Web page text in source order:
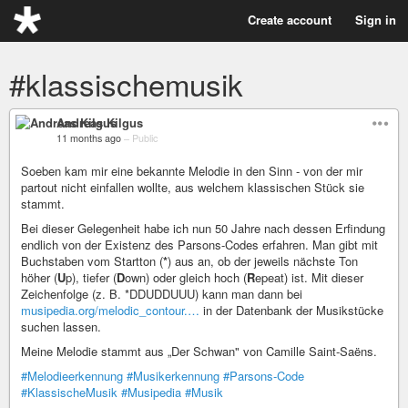
Create account Sign in
#klassischemusik
Andreas Kilgus
11 months ago – Public
Soeben kam mir eine bekannte Melodie in den Sinn - von der mir
partout nicht einfallen wollte, aus welchem klassischen Stück sie
stammt.
Bei dieser Gelegenheit habe ich nun 50 Jahre nach dessen Erfindung
endlich von der Existenz des Parsons-Codes erfahren. Man gibt mit
Buchstaben vom Startton (*) aus an, ob der jeweils nächste Ton
höher (Up), tiefer (Down) oder gleich hoch (Repeat) ist. Mit dieser
Zeichenfolge (z. B. *DDUDDUUU) kann man dann bei
musipedia.org/melodic_contour.… in der Datenbank der Musikstücke
suchen lassen.
Meine Melodie stammt aus „Der Schwan" von Camille Saint-Saëns.
#Melodieerkennung #Musikerkennung #Parsons-Code
#KlassischeMusik #Musipedia #Musik